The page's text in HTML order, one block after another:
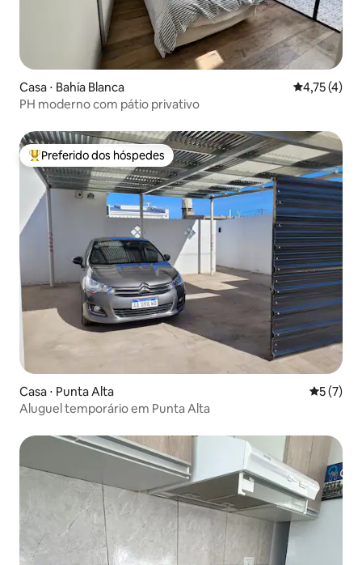
Casa ⋅ Bahía Blanca 4,75 de
4,75 (4)
PH moderno com pátio privativo
Entre os melhores preferidos dos hóspedes
Preferido dos hóspedes
Casa ⋅ Punta Alta 5 de
5 (7)
Aluguel temporário em Punta Alta